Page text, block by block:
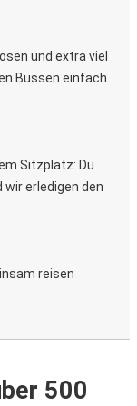
und extra viel
Bussen einfach
Sitzplatz: Du
wir erledigen den
reisen
500